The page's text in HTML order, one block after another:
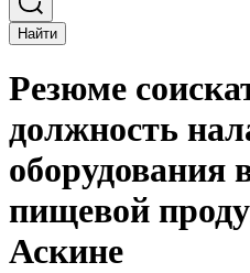
Найти
Резюме
должность
оборудования
пищевой
Аскине